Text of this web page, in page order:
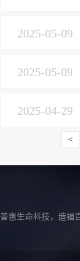
2025-05-09
2025-05-09
2025-04-29
<
普惠生命科技，造福